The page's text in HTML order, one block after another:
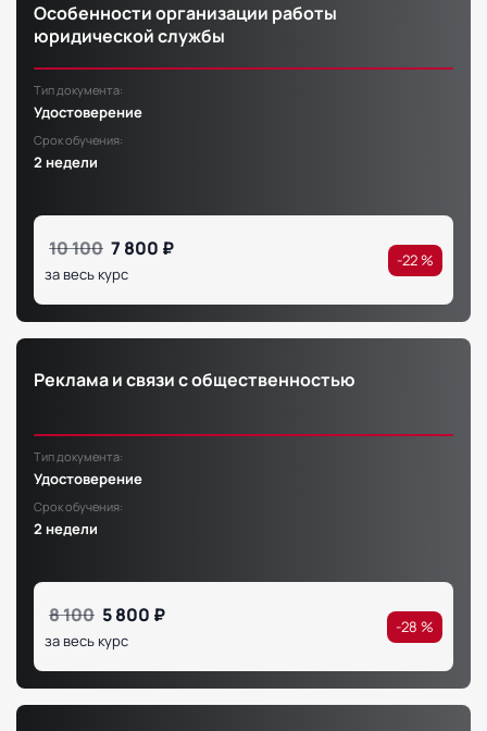
Особенности организации работы
юридической службы
Тип документа:
Удостоверение
Срок обучения:
2 недели
10 100 7 800 ₽
за весь курс
-22 %
Реклама и связи с общественностью
Тип документа:
Удостоверение
Срок обучения:
2 недели
8 100 5 800 ₽
за весь курс
-28 %